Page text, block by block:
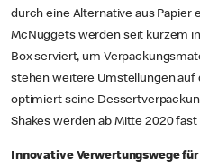
durch eine Alternative aus Papier
McNuggets werden seit kurzem
Box serviert, um
stehen weitere Umstellungen auf
optimiert seine
Shakes werden ab Mitte 2020
Innovative Verwertungswege